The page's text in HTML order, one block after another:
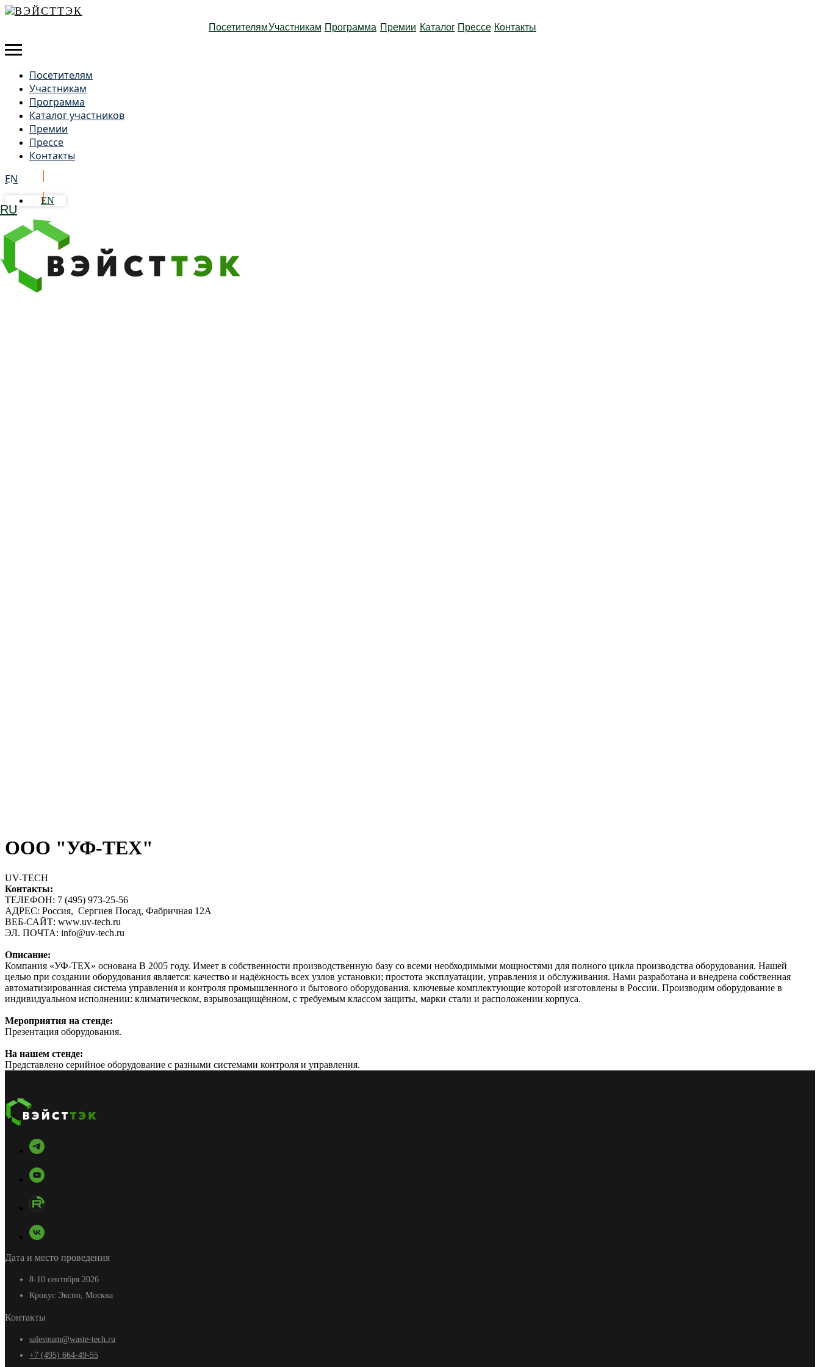
Получить бейдж
RU
ПосетителямУчастникам Программа Премии Каталог Прессе Контакты
Посетителям
Участникам
Программа
Каталог участников
Премии
Прессе
Контакты
EN
EN
ООО "УФ-ТЕХ"
UV-TECH
Контакты:
ТЕЛЕФОН: 7 (495) 973-25-56
АДРЕС: Россия, Сергиев Посад, Фабричная 12А
ВЕБ-САЙТ: www.uv-tech.ru
ЭЛ. ПОЧТА: info@uv-tech.ru
Описание:
Компания «УФ-ТЕХ» основана В 2005 году. Имеет в собственности производственную базу со всеми необходимыми мощностями для полного цикла производства оборудования. Нашей
целью при создании оборудования является: качество и надёжность всех узлов установки; простота эксплуатации, управления и обслуживания. Нами разработана и внедрена собственная
автоматизированная система управления и контроля промышленного и бытового оборудования. ключевые комплектующие которой изготовлены в России. Производим оборудование в
индивидуальном исполнении: климатическом, взрывозащищённом, с требуемым классом защиты, марки стали и расположении корпуса.
Мероприятия на стенде:
Презентация оборудования.
На нашем стенде:
Представлено серийное оборудование с разными системами контроля и управления.
Дата и место проведения
8-10 сентября 2026
Крокус Экспо, Москва
Контакты
salesteam@waste-tech.ru
+7 (495) 664-49-55